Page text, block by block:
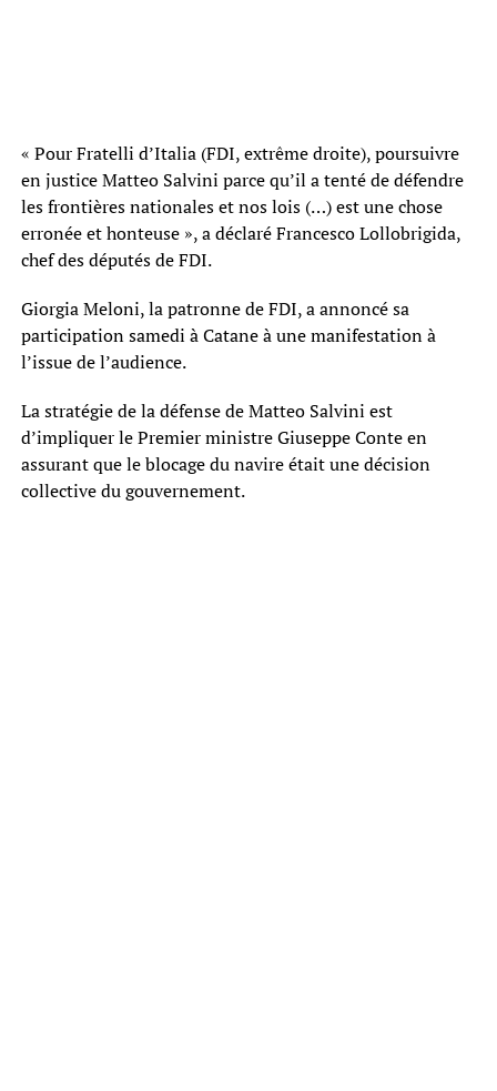
« Pour Fratelli d’Italia (FDI, extrême droite), poursuivre
en justice Matteo Salvini parce qu’il a tenté de défendre
les frontières nationales et nos lois (…) est une chose
erronée et honteuse », a déclaré Francesco Lollobrigida,
chef des députés de FDI.
Giorgia Meloni, la patronne de FDI, a annoncé sa
participation samedi à Catane à une manifestation à
l’issue de l’audience.
La stratégie de la défense de Matteo Salvini est
d’impliquer le Premier ministre Giuseppe Conte en
assurant que le blocage du navire était une décision
collective du gouvernement.